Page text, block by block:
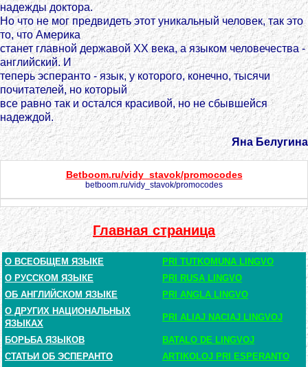
надежды доктора.
Но что не мог предвидеть этот уникальный человек, так это
то, что Америка
станет главной державой ХХ века, а языком человечества -
английский. И
теперь эсперанто - язык, у которого, конечно, тысячи
почитателей, но который
все равно так и остался красивой, но не сбывшейся
надеждой.
Яна Белугина
Betboom.ru/vidy_stavok/promocodes
betboom.ru/vidy_stavok/promocodes
Главная страница
О ВСЕОБЩЕМ ЯЗЫКЕ
PRI TUTKOMUNA LINGVO
О РУССКОМ ЯЗЫКЕ
PRI RUSA LINGVO
ОБ АНГЛИЙСКОМ ЯЗЫКЕ
PRI ANGLA LINGVO
О ДРУГИХ НАЦИОНАЛЬНЫХ
ЯЗЫКАХ
PRI ALIAJ NACIAJ LINGVOJ
БОРЬБА ЯЗЫКОВ
BATALO DE LINGVOJ
СТАТЬИ ОБ ЭСПЕРАНТО
ARTIKOLOJ PRI ESPERANTO